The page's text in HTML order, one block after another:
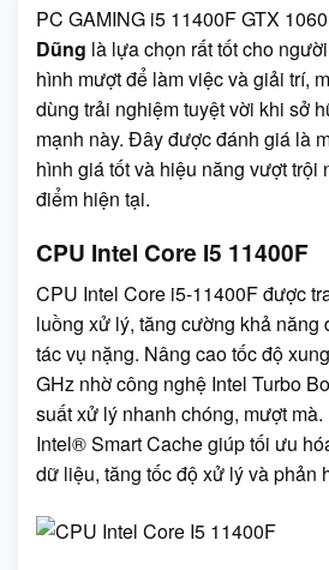
PC GAMING i5 11400F GTX
Dũng là lựa chọn rất tốt cho
hình mượt để làm việc và giải trí,
dùng trải nghiệm tuyệt vời khi sở
mạnh này. Đây được đánh giá là
hình giá tốt và hiệu năng vượt trội
điểm hiện tại.
CPU Intel Core I5 11400F
CPU Intel Core i5-11400F được
luồng xử lý, tăng cường khả năng
tác vụ nặng. Nâng cao tốc độ
GHz nhờ công nghệ Intel Turbo
suất xử lý nhanh chóng, mượt
Intel® Smart Cache giúp tối ưu
dữ liệu, tăng tốc độ xử lý và phản